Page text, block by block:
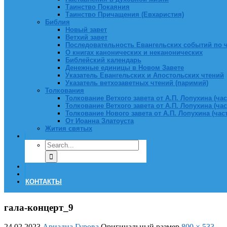
Таинство Покаяния
Таинство Причащения (Евхаристия)
Библия
Новый завет
Ветхий завет
Последовательность Евангельских событий по
О книгах канонических и неканонических
Библейский календарь
Денежные единицы в Новом Завете
Указатель Евангельских и Апостольских чтений
Указатель ветхозаветных чтений (паримий)
Толкования
Толкование Ветхого завета от А.П. Лопухина
Толкование Ветхого завета от А.П. Лопухина
Толкование Нового завета от А.П. Лопухина
От Иоанна Златоуста
Жития святых
КОНТАКТЫ
гала-концерт_9